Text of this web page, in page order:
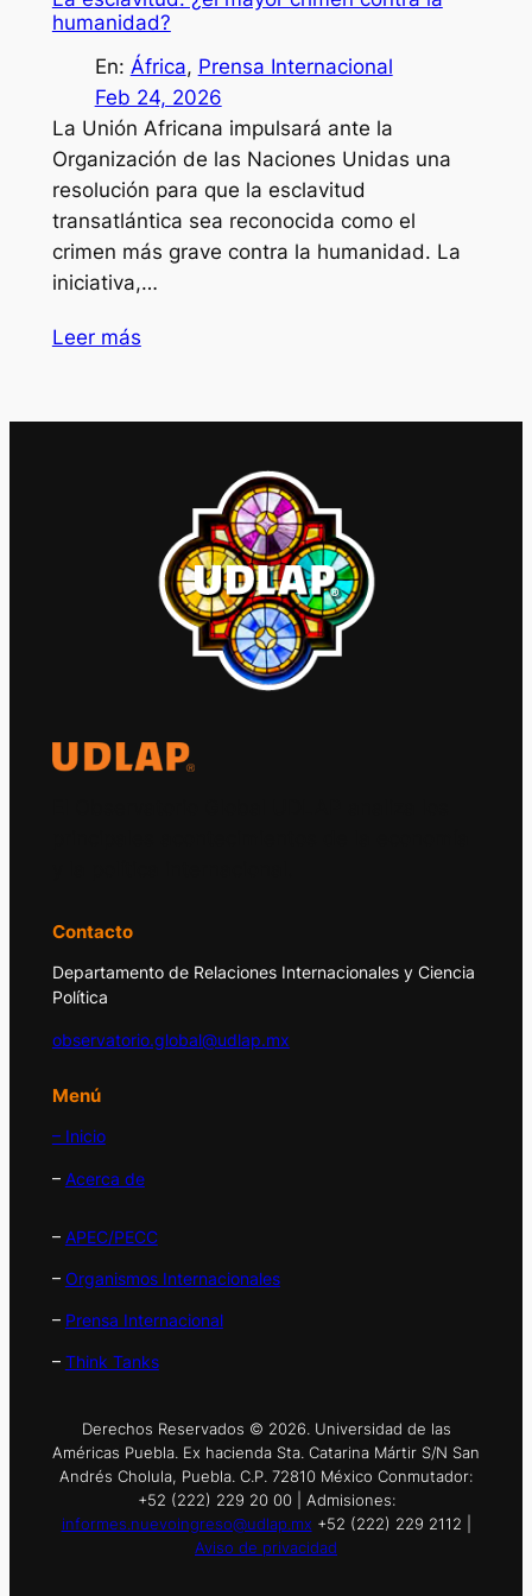
humanidad?
En: África, Prensa Internacional
Feb 24, 2026
La Unión Africana impulsará ante la
Organización de las Naciones Unidas una
resolución para que la esclavitud
transatlántica sea reconocida como el
crimen más grave contra la humanidad. La
iniciativa,…
Leer más
Contacto
Departamento de Relaciones Internacionales y Ciencia
Política
observatorio.global@udlap.mx
Menú
– Inicio
– Acerca de
– APEC/PECC
– Organismos Internacionales
– Prensa Internacional
– Think Tanks
Derechos Reservados © 2026. Universidad de las
Américas Puebla. Ex hacienda Sta. Catarina Mártir S/N San
Andrés Cholula, Puebla. C.P. 72810 México Conmutador:
+52 (222) 229 20 00 | Admisiones:
informes.nuevoingreso@udlap.mx +52 (222) 229 2112 |
Aviso de privacidad